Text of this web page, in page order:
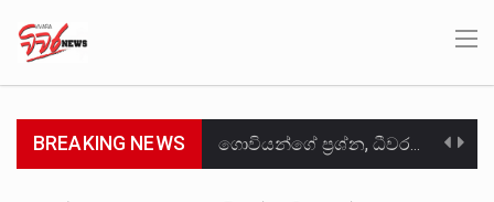
BREAKING NEWS මේ, දන්නා හඳුනන ලියන්නකුගේ නන්නාඳුනන අඩවියක සැරිසරා ලද ආස්වාදනීය මොහොතක සිංහාවලෝකනයකි .කෙටි කවියක දිගු බර…